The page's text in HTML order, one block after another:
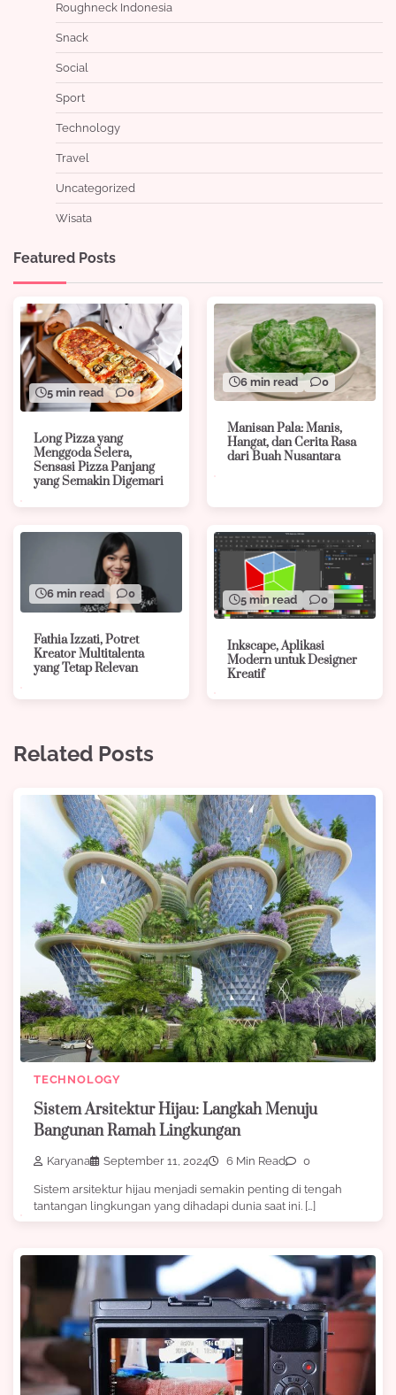
Roughneck Indonesia
Snack
Social
Sport
Technology
Travel
Uncategorized
Wisata
Featured Posts
5 min read 0
Long Pizza yang
Menggoda Selera,
Sensasi Pizza Panjang
yang Semakin Digemari
6 min read 0
Manisan Pala: Manis,
Hangat, dan Cerita Rasa
dari Buah Nusantara
6 min read 0
Fathia Izzati, Potret
Kreator Multitalenta
yang Tetap Relevan
5 min read 0
Inkscape, Aplikasi
Modern untuk Designer
Kreatif
Related Posts
TECHNOLOGY
Sistem Arsitektur Hijau: Langkah Menuju
Bangunan Ramah Lingkungan
Karyana September 11, 2024 6 Min Read 0
Sistem arsitektur hijau menjadi semakin penting di tengah
tantangan lingkungan yang dihadapi dunia saat ini. […]